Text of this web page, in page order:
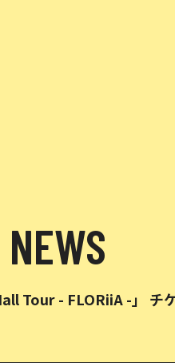
NEWS
Tour - FLORiiA -」 チ